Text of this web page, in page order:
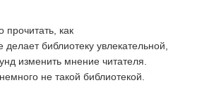
как
делает библиотеку увлекательной,
изменить мнение читателя.
не такой библиотекой.